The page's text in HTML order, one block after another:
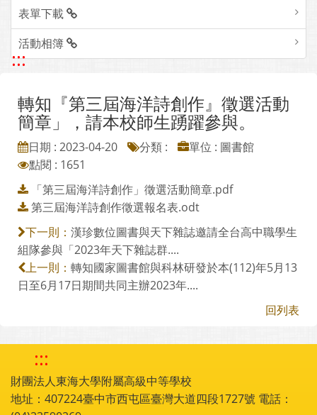
表單下載
活動相簿
:::
轉知『第三屆海洋詩創作』徵選活動
簡章」，請本校師生踴躍參與。
日期 : 2023-04-20 分類 :
單位 : 圖書館
點閱 : 1651
「第三屆海洋詩創作」徵選活動簡章.pdf
第三屆海洋詩創作徵選報名表.odt
下一則： 漢珍數位圖書與天下雜誌邀請全台高中職學生
組隊參與「2023年天下雜誌群....
上一則： 轉知國家圖書館與科林研發於本(112)年5月13
日至6月17日期間共同主辦2023年....
回列表
:::
財團法人東海大學附屬高級中等學校
地址：407224臺中市西屯區臺灣大道四段1727號 電話：